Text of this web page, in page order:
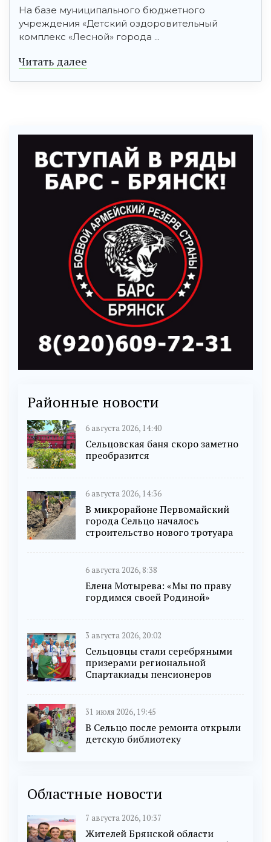
На базе муниципального бюджетного
учреждения «Детский оздоровительный
комплекс «Лесной» города ...
Читать далее
Районные новости
6 августа 2026, 14:40
Сельцовская баня скоро заметно
преобразится
6 августа 2026, 14:36
В микрорайоне Первомайский
города Сельцо началось
строительство нового тротуара
6 августа 2026, 8:38
Елена Мотырева: «Мы по праву
гордимся своей Родиной»
3 августа 2026, 20:02
Сельцовцы стали серебряными
призерами региональной
Спартакиады пенсионеров
31 июля 2026, 19:45
В Сельцо после ремонта открыли
детскую библиотеку
Областные новости
7 августа 2026, 10:37
Жителей Брянской области